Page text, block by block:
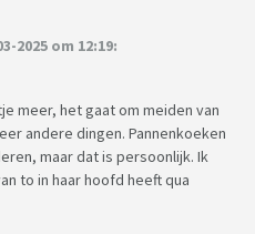
2025 om 12:19:
meer, het gaat om meiden van
andere dingen. Pannenkoeken
maar dat is persoonlijk. Ik
to in haar hoofd heeft qua